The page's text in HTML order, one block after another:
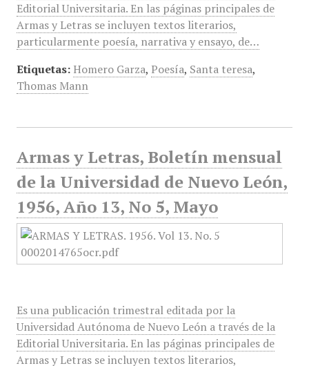
Editorial Universitaria. En las páginas principales de
Armas y Letras se incluyen textos literarios,
particularmente poesía, narrativa y ensayo, de…
Etiquetas: Homero Garza, Poesía, Santa teresa,
Thomas Mann
Armas y Letras, Boletín mensual
de la Universidad de Nuevo León,
1956, Año 13, No 5, Mayo
Es una publicación trimestral editada por la
Universidad Autónoma de Nuevo León a través de la
Editorial Universitaria. En las páginas principales de
Armas y Letras se incluyen textos literarios,